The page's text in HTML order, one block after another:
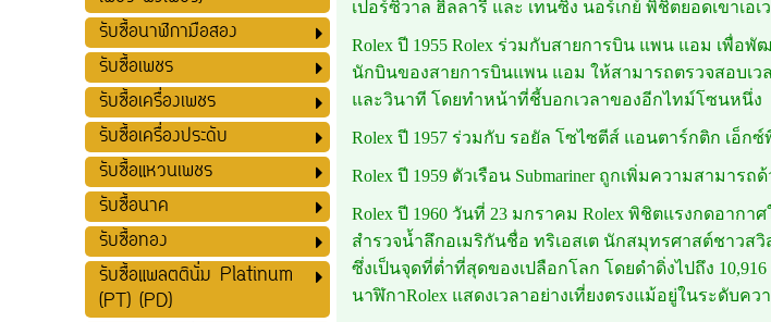
รับซื้อนาฬิกามือสอง
รับซื้อเพชร
รับซื้อเครื่องเพชร
รับซื้อเครื่องประดับ
รับซื้อแหวนเพชร
รับซื้อนาค
รับซื้อทอง
รับซื้อแพลตตินั่ม Platinum
(PT) (PD)
เปอร์ซิวาล ฮิลลารี และ เทนซิง นอร์เกย์ พิชิตยอดเขาเอเ
Rolex ปี 1955 Rolex ร่วมกับสายการบิน แพน แอม เพื่อ
นักบินของสายการบินแพน แอม ให้สามารถตรวจสอบเว
และวินาที โดยทำหน้าที่ชี้บอกเวลาของอีกไทม์โซนหนึ่ง
Rolex ปี 1957 ร่วมกับ รอยัล โซไซตีส์ แอนตาร์กติก เอ็
Rolex ปี 1959 ตัวเรือน Submariner ถูกเพิ่มความสามาร
Rolex ปี 1960 วันที่ 23 มกราคม Rolex พิชิตแรงกดอาก
สำรวจน้ำลึกอเมริกันชื่อ ทริเอสเต นักสมุทรศาสต์ชาวส
ซึ่งเป็นจุดที่ต่ำที่สุดของเปลือกโลก โดยดำดิ่งไปถึง 10,916
นาฬิกาRolex แสดงเวลาอย่างเที่ยงตรงแม้อยู่ในระดับคว